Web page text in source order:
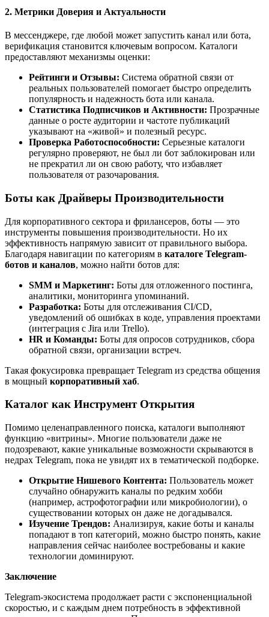
2. Метрики Доверия и Актуальности
В мессенджере, где любой может запустить канал или бота,
верификация становится ключевым вопросом. Каталоги
предоставляют механизмы оценки:
Рейтинги и Отзывы: Система обратной связи от
реальных пользователей помогает быстро определить
популярность и надежность бота или канала.
Статистика Подписчиков и Активности: Прозрачные
данные о росте аудитории и частоте публикаций
указывают на «живой» и полезный ресурс.
Проверка Работоспособности: Серьезные каталоги
регулярно проверяют, не был ли бот заблокирован или
не прекратил ли он свою работу, что избавляет
пользователя от разочарования.
Боты как Драйверы Производительности
Для корпоративного сектора и фрилансеров, боты — это
инструменты повышения производительности. Но их
эффективность напрямую зависит от правильного выбора.
Благодаря навигации по категориям в каталоге Telegram-
ботов и каналов, можно найти ботов для:
SMM и Маркетинг: Боты для отложенного постинга,
аналитики, мониторинга упоминаний.
Разработка: Боты для отслеживания CI/CD,
уведомлений об ошибках в коде, управления проектами
(интеграция с Jira или Trello).
HR и Команды: Боты для опросов сотрудников, сбора
обратной связи, организации встреч.
Такая фокусировка превращает Telegram из средства общения
в мощный корпоративный хаб.
Каталог как Инструмент Открытия
Помимо целенаправленного поиска, каталоги выполняют
функцию «витрины». Многие пользователи даже не
подозревают, какие уникальные возможности скрываются в
недрах Telegram, пока не увидят их в тематической подборке.
Открытие Нишевого Контента: Пользователь может
случайно обнаружить каналы по редким хобби
(например, астрофотографии или микробиологии), о
существовании которых он даже не догадывался.
Изучение Трендов: Анализируя, какие боты и каналы
попадают в топ категорий, можно быстро понять, какие
направления сейчас наиболее востребованы и какие
технологии доминируют.
Заключение
Telegram-экосистема продолжает расти с экспоненциальной
скоростью, и с каждым днем потребность в эффективной